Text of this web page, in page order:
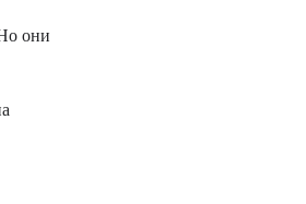
они